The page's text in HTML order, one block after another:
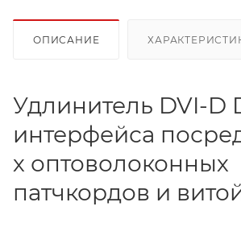
ОПИСАНИЕ
Удлинитель DVI-D
интерфейса
х оптоволоконных
патчкордов и